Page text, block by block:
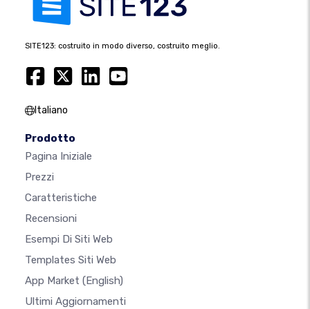
SITE123: costruito in modo diverso, costruito meglio.
Italiano
Prodotto
Pagina Iniziale
Prezzi
Caratteristiche
Recensioni
Esempi Di Siti Web
Templates Siti Web
App Market (English)
Ultimi Aggiornamenti